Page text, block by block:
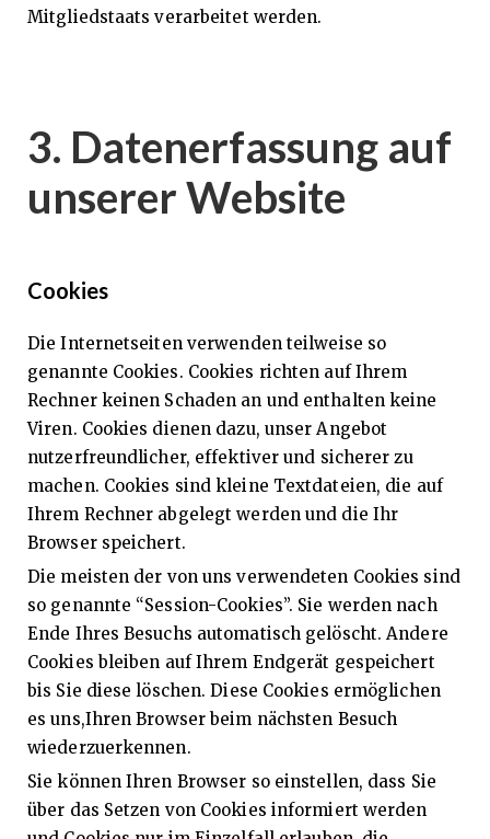
Mitgliedstaats verarbeitet werden.
3. Datenerfassung auf
unserer Website
Cookies
Die Internetseiten verwenden teilweise so
genannte Cookies. Cookies richten auf Ihrem
Rechner keinen Schaden an und enthalten keine
Viren. Cookies dienen dazu, unser Angebot
nutzerfreundlicher, effektiver und sicherer zu
machen. Cookies sind kleine Textdateien, die auf
Ihrem Rechner abgelegt werden und die Ihr
Browser speichert.
Die meisten der von uns verwendeten Cookies sind
so genannte “Session-Cookies”. Sie werden nach
Ende Ihres Besuchs automatisch gelöscht. Andere
Cookies bleiben auf Ihrem Endgerät gespeichert
bis Sie diese löschen. Diese Cookies ermöglichen
es uns,Ihren Browser beim nächsten Besuch
wiederzuerkennen.
Sie können Ihren Browser so einstellen, dass Sie
über das Setzen von Cookies informiert werden